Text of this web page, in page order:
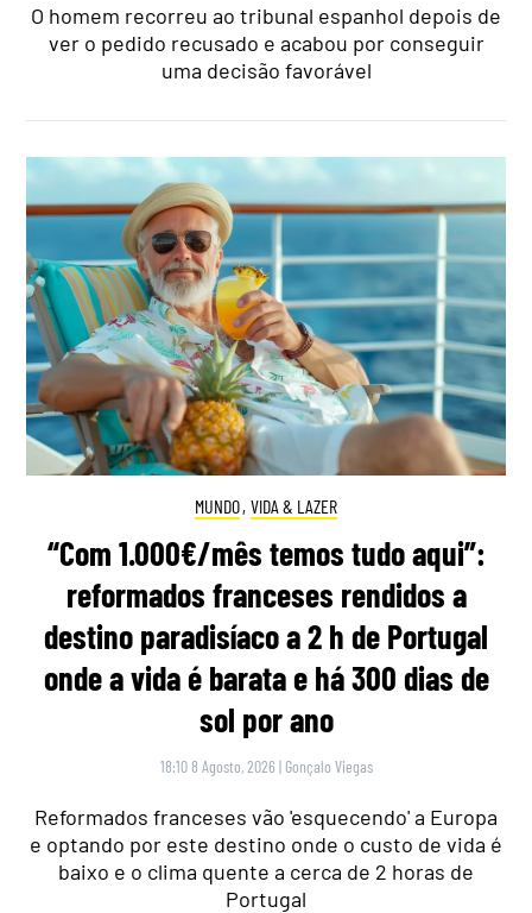
O homem recorreu ao tribunal espanhol depois de
ver o pedido recusado e acabou por conseguir
uma decisão favorável
MUNDO, VIDA & LAZER
“Com 1.000€/mês temos tudo aqui”:
reformados franceses rendidos a
destino paradisíaco a 2 h de Portugal
onde a vida é barata e há 300 dias de
sol por ano
18:10 8 Agosto, 2026 | Gonçalo Viegas
Reformados franceses vão 'esquecendo' a Europa
e optando por este destino onde o custo de vida é
baixo e o clima quente a cerca de 2 horas de
Portugal